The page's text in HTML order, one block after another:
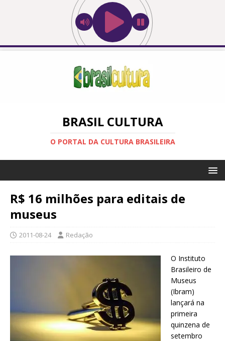
BRASIL CULTURA
O PORTAL DA CULTURA BRASILEIRA
R$ 16 milhões para editais de
museus
2011-08-24 Redação
O Instituto
Brasileiro de
Museus
(Ibram)
lançará na
primeira
quinzena de
setembro